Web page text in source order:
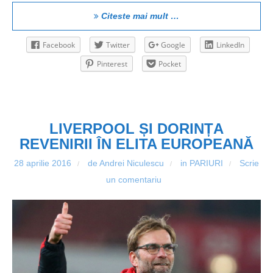
Citeste mai mult …
Facebook Twitter Google
LinkedIn
Pinterest
Pocket
LIVERPOOL ȘI DORINȚA
REVENIRII ÎN ELITA EUROPEANĂ
28 aprilie 2016 / de Andrei Niculescu / in PARIURI /
Scrie
un comentariu